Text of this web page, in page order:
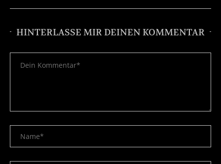
HINTERLASSE MIR DEINEN KOMMENTAR